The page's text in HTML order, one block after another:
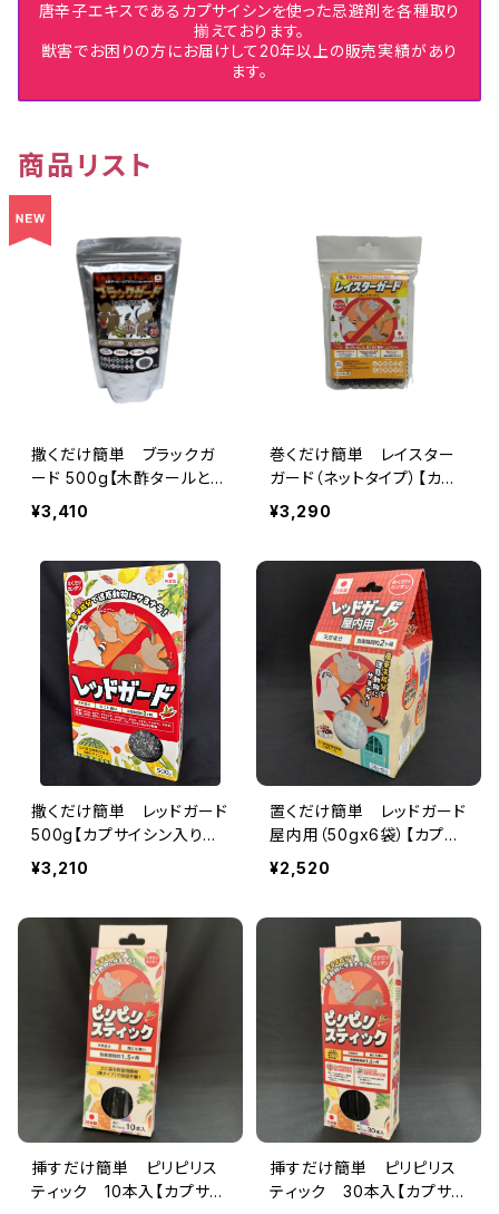
唐辛子エキスであるカプサイシンを使った忌避剤を各種取り
揃えております。
獣害でお困りの方にお届けして20年以上の販売実績があり
ます。
商品リスト
撒くだけ簡単 ブラックガ
ード 500g【木酢タールとカ
プサイシン入り害獣忌避剤】
ハクビシン・アライグマ・ウ
どの迷惑動物に
¥3,410
巻くだけ簡単 レイスター
ガード（ネットタイプ）【カプ
サイシン入り生分解性忌避
ネット】
¥3,290
撒くだけ簡単 レッドガード
500g【カプサイシン入り害
獣忌避剤】ハクビシン・アラ
イグマ・ウサギ・モグラなど
¥3,210
置くだけ簡単 レッドガード
屋内用（50gx6袋）【カプサ
イシン入り害獣忌避剤】屋
根裏、倉庫、物置、工場の被
¥2,520
挿すだけ簡単 ピリピリス
ティック 10本入【カプサイ
挿すだけ簡単 ピリピリス
ティック 30本入【カプサイ